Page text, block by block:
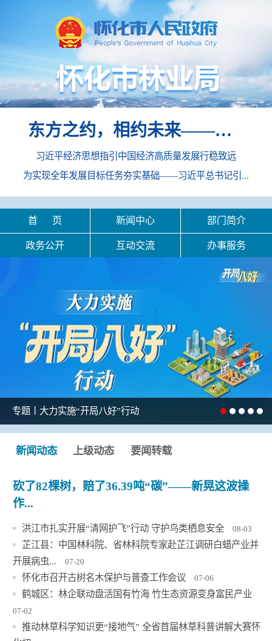
东方之约，相约未来——中国元首外交的世界情怀与大国气派
习近平经济思想指引中国经济高质量发展行稳致远
为实现全年发展目标任务夯实基础——习近平总书记引...
首 页 新闻中心 部门简介
政务公开 互动交流 办事服务
专题丨大力实施“开局八好”行动
新闻动态 上级动态 要闻转载
砍了82棵树，赔了36.39吨“碳”——新晃这波操
作...
洪江市扎实开展“清网护飞”行动 守护鸟类栖息安全 08-03
芷江县：中国林科院、省林科院专家赴芷江调研白蜡产业并
开展病虫...
07-20
怀化市召开古树名木保护与普查工作会议 07-06
鹤城区：林企联动盘活国有竹海 竹生态资源变身富民产业
07-02
推动林草科学知识更“接地气” 全省首届林草科普讲解大赛怀